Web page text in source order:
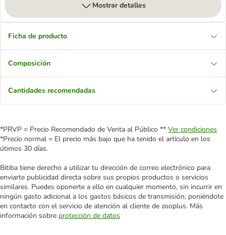
Mostrar detalles
Ficha de producto
Composición
Cantidades recomendadas
*PRVP = Precio Recomendado de Venta al Público ** Ver condiciones
*Precio normal = El precio más bajo que ha tenido el artículo en los
útimos 30 días.
Bitiba tiene derecho a utilizar tu dirección de correo electrónico para
enviarte publicidad directa sobre sus propios productos o servicios
similares. Puedes oponerte a ello en cualquier momento, sin incurrir en
ningún gasto adicional a los gastos básicos de transmisión, poniéndote
en contacto con el servicio de atención al cliente de zooplus. Más
información sobre protección de datos